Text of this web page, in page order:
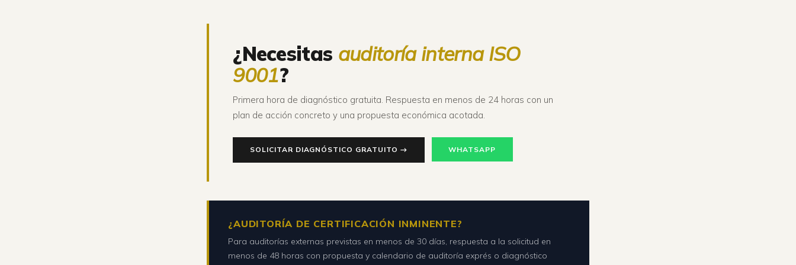
¿Necesitas auditoría interna ISO
9001?
Primera hora de diagnóstico gratuita. Respuesta en menos de 24 horas con un
plan de acción concreto y una propuesta económica acotada.
SOLICITAR DIAGNÓSTICO GRATUITO → WHATSAPP
¿AUDITORÍA DE CERTIFICACIÓN INMINENTE?
Para auditorías externas previstas en menos de 30 días, respuesta a la solicitud en
menos de 48 horas con propuesta y calendario de auditoría exprés o diagnóstico